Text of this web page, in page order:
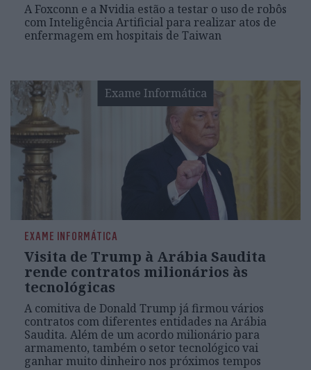
A Foxconn e a Nvidia estão a testar o uso de robôs
com Inteligência Artificial para realizar atos de
enfermagem em hospitais de Taiwan
Exame Informática
EXAME INFORMÁTICA
Visita de Trump à Arábia Saudita
rende contratos milionários às
tecnológicas
A comitiva de Donald Trump já firmou vários
contratos com diferentes entidades na Arábia
Saudita. Além de um acordo milionário para
armamento, também o setor tecnológico vai
ganhar muito dinheiro nos próximos tempos